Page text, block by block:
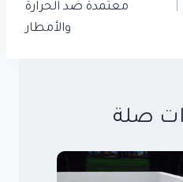
معتمدة ضد الحرارة
والأمطار
صلة